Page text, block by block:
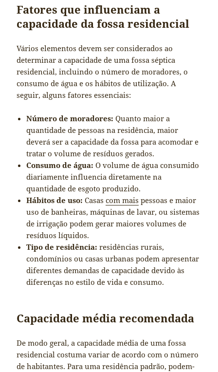
Fatores que influenciam a
capacidade da fossa residencial
Vários elementos devem ser considerados ao
determinar a capacidade de uma fossa séptica
residencial, incluindo o número de moradores, o
consumo de água e os hábitos de utilização. A
seguir, alguns fatores essenciais:
Número de moradores: Quanto maior a
quantidade de pessoas na residência, maior
deverá ser a capacidade da fossa para acomodar e
tratar o volume de resíduos gerados.
Consumo de água: O volume de água consumido
diariamente influencia diretamente na
quantidade de esgoto produzido.
Hábitos de uso: Casascom mais pessoas e maior
uso de banheiras, máquinas de lavar, ou sistemas
de irrigação podem gerar maiores volumes de
resíduos líquidos.
Tipo de residência: residências rurais,
condomínios ou casas urbanas podem apresentar
diferentes demandas de capacidade devido às
diferenças no estilo de vida e consumo.
Capacidade média recomendada
De modo geral, a capacidade média de uma fossa
residencial costuma variar de acordo com o número
de habitantes. Para uma residência padrão, podem-